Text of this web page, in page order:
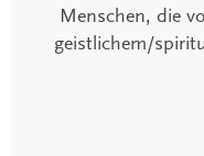
Menschen, die
geistlichem/